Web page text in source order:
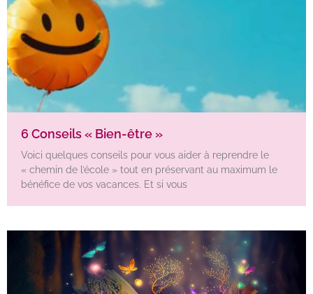
6 Conseils « Bien-être »
Voici quelques conseils pour vous aider à reprendre le
« chemin de l’école » tout en préservant au maximum le
bénéfice de vos vacances. Et si vous